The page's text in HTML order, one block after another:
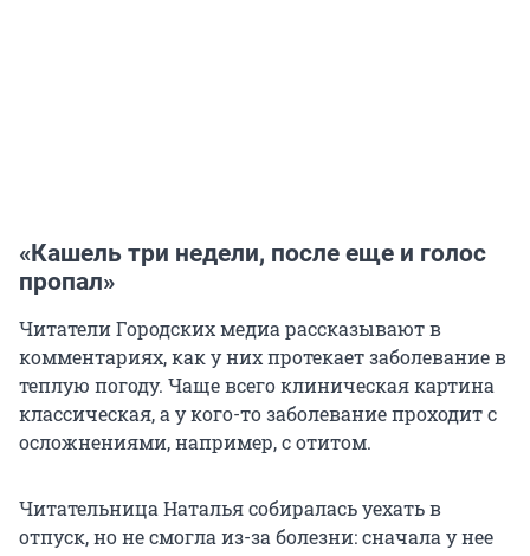
«Кашель три недели, после еще и голос
пропал»
Читатели Городских медиа рассказывают в
комментариях, как у них протекает заболевание в
теплую погоду. Чаще всего клиническая картина
классическая, а у кого-то заболевание проходит с
осложнениями, например, с отитом.
Читательница Наталья собиралась уехать в
отпуск, но не смогла из-за болезни: сначала у нее